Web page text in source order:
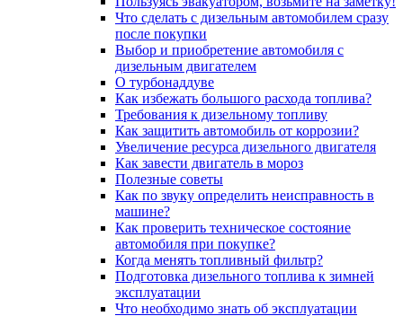
Что сделать с дизельным автомобилем сразу
после покупки
Выбор и приобретение автомобиля с
дизельным двигателем
О турбонаддуве
Как избежать большого расхода топлива?
Требования к дизельному топливу
Как защитить автомобиль от коррозии?
Увеличение ресурса дизельного двигателя
Как завести двигатель в мороз
Полезные советы
Как по звуку определить неисправность в
машине?
Как проверить техническое состояние
автомобиля при покупке?
Когда менять топливный фильтр?
Подготовка дизельного топлива к зимней
эксплуатации
Что необходимо знать об эксплуатации